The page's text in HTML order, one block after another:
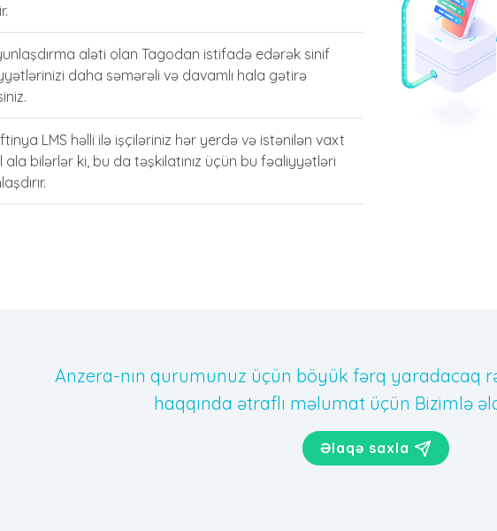
aləti olan Tagodan istifadə edərək sinif
daha səmərəli və davamlı hala gətirə
LMS həlli ilə işçiləriniz hər yerdə və istənilən vaxt
ala bilərlər ki, bu da təşkilatınız üçün bu fəaliyyətləri
Anzera-nın qurumunuz üçün böyük fərq yaradacaq
haqqında ətraflı məlumat üçün Bizimlə
Əlaqə saxla